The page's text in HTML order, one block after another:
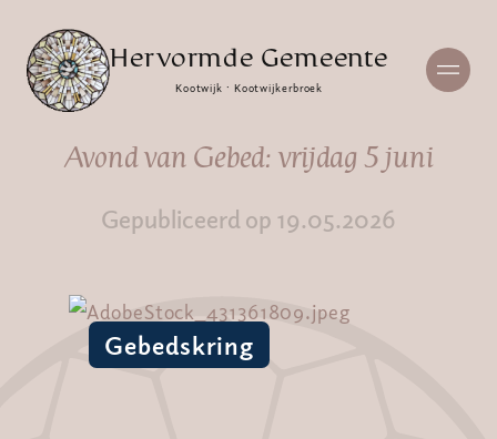
Hervormde Gemeente
Kootwijk · Kootwijkerbroek
Avond van Gebed: vrijdag 5 juni
Gepubliceerd op 19.05.2026
Gebedskring